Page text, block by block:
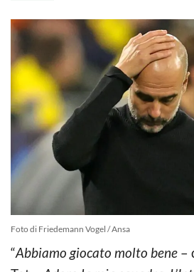
Foto di Friedemann Vogel / Ansa
“Abbiamo giocato molto bene –